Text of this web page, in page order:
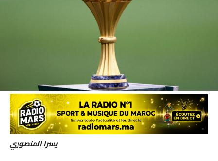
يسرا المنصوري